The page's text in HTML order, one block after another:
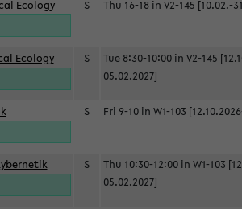
Ecology
S Thu 16-18 in V2-145 [10.02.-
Ecology
S
Tue 8:30-10:00 in V2-145
05.02.2027]
S Fri 9-10 in W1-103
S
Thu 10:30-12:00 in W1-103
05.02.2027]